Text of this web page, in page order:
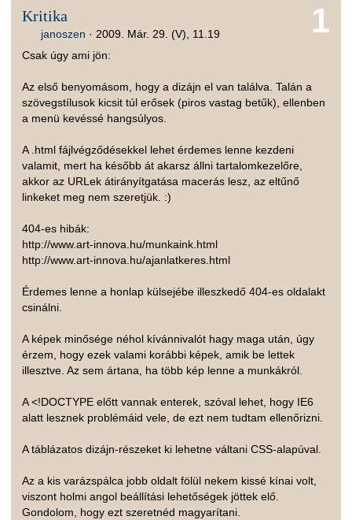
1
Kritika
janoszen · 2009. Már. 29. (V), 11.19
Csak úgy ami jön:
Az első benyomásom, hogy a dizájn el van találva. Talán a
szövegstílusok kicsit túl erősek (piros vastag betűk), ellenben
a menü kevéssé hangsúlyos.
A .html fájlvégződésekkel lehet érdemes lenne kezdeni
valamit, mert ha később át akarsz állni tartalomkezelőre,
akkor az URLek átirányítgatása macerás lesz, az eltűnő
linkeket meg nem szeretjük. :)
404-es hibák:
http://www.art-innova.hu/munkaink.html
http://www.art-innova.hu/ajanlatkeres.html
Érdemes lenne a honlap külsejébe illeszkedő 404-es oldalakt
csinálni.
A képek minősége néhol kívánnivalót hagy maga után, úgy
érzem, hogy ezek valami korábbi képek, amik be lettek
illesztve. Az sem ártana, ha több kép lenne a munkákról.
A <!DOCTYPE előtt vannak enterek, szóval lehet, hogy IE6
alatt lesznek problémáid vele, de ezt nem tudtam ellenőrizni.
A táblázatos dizájn-részeket ki lehetne váltani CSS-alapúval.
Az a kis varázspálca jobb oldalt fölül nekem kissé kínai volt,
viszont holmi angol beállítási lehetőségek jöttek elő.
Gondolom, hogy ezt szeretnéd magyarítani.